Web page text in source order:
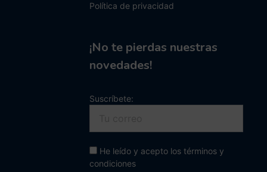
Política de privacidad
¡No te pierdas nuestras
novedades!
Suscríbete:
He leído y acepto los términos y
condiciones